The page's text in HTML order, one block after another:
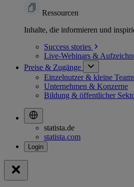
Ressourcen
Inhalte, die informieren und
Success stories
Live-Webinars &
Preise & Zugänge
Einzelnutzer & kleine
Unternehmen & Konzerne
Bildung & öffentlicher
statista.de
statista.com